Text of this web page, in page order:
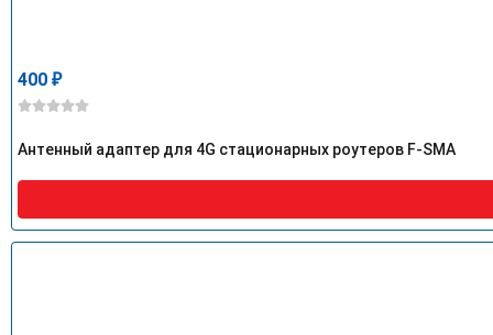
400 ₽
Антенный адаптер для 4G стационарных роутеров F-SMA